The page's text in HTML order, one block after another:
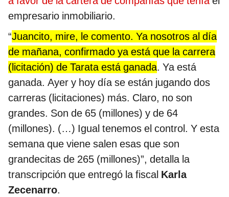
empresario inmobiliario.
“Juancito, mire, le comento. Ya nosotros al día
de mañana, confirmado ya está que la carrera
(licitación) de Tarata está ganada. Ya está
ganada. Ayer y hoy día se están jugando dos
carreras (licitaciones) más. Claro, no son
grandes. Son de 65 (millones) y de 64
(millones). (…) Igual tenemos el control. Y esta
semana que viene salen esas que son
grandecitas de 265 (millones)”, detalla la
transcripción que entregó la fiscal Karla
Zecenarro.